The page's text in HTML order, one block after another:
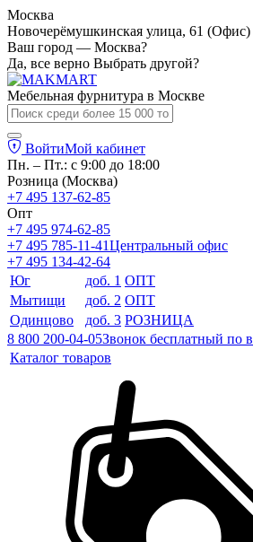
Москва
Новочерёмушкинская улица, 61 (Офис)
Ваш город — Москва?
Да, все верно Выбрать другой?
Мебельная фурнитура в Москве
ВойтиМой кабинет
Пн. – Пт.: с 9:00 до 18:00
Розница (Москва)
+7 495 137-62-85
Опт
+7 495 974-62-85
+7 495 785-11-41Центральный офис
+7 495 134-42-64
Юг
доб. 1 ОПТ
Мытищи
доб. 2 ОПТ
Одинцово
доб. 3 РОЗНИЦА
8 800 200-04-05Звонок бесплатный по
Каталог товаров